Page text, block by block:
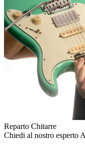
Reparto Chitarre
Chiedi al nostro esperto